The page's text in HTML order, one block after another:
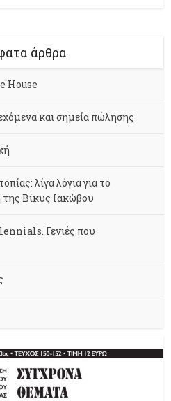
άρθρα
House
και σημεία πώλησης
λίγα λόγια για το
της Βίκυς Ιακώβου
Γενιές που